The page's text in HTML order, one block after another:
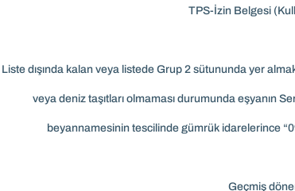
TPS-İzin Belgesi
Liste dışında kalan veya listede Grup 2 sütununda yer
veya deniz taşıtları olmaması durumunda eşyanın
beyannamesinin tescilinde gümrük idarelerince
Geçmiş